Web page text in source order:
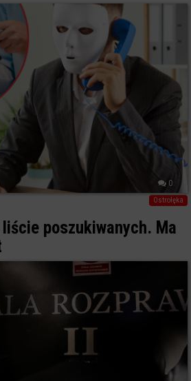
0
Ostrołęka
liście poszukiwanych. Ma